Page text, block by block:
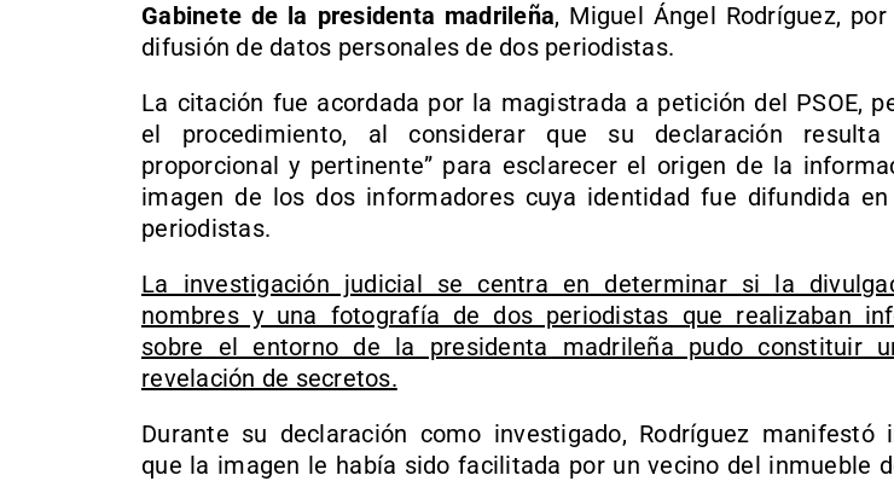
Gabinete de la presidenta madrileña, Miguel Ángel Rodríguez,
difusión de datos personales de dos periodistas.
La citación fue acordada por la magistrada a petición del PSOE,
el procedimiento, al considerar que su declaración resulta
proporcional y pertinente” para esclarecer el origen de la
imagen de los dos informadores cuya identidad fue difundida
periodistas.
La investigación judicial se centra en determinar si la
nombres y una fotografía de dos periodistas que realizaban
sobre el entorno de la presidenta madrileña pudo constituir
revelación de secretos.
Durante su declaración como investigado, Rodríguez manifestó
que la imagen le había sido facilitada por un vecino del inmueble